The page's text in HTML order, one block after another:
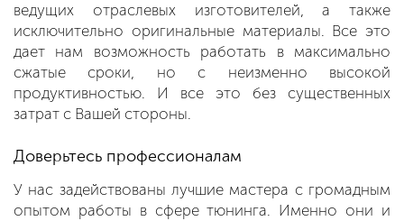
ведущих отраслевых изготовителей, а также
исключительно оригинальные материалы. Все это
дает нам возможность работать в максимально
сжатые сроки, но с неизменно высокой
продуктивностью. И все это без существенных
затрат с Вашей стороны.
Доверьтесь профессионалам
У нас задействованы лучшие мастера с громадным
опытом работы в сфере тюнинга. Именно они и